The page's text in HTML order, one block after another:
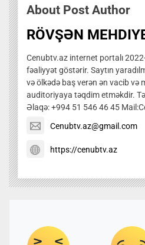
About Post Author
RÖVŞƏN
Cenubtv.az internet portalı
fəaliyyət göstərir. Saytın
və ölkədə baş verən ən vacib və
auditoriyaya təqdim etməkdir.
Əlaqə: +994 51 546 46 45
Cenubtv.az@gmail.com
https://cenubtv.az